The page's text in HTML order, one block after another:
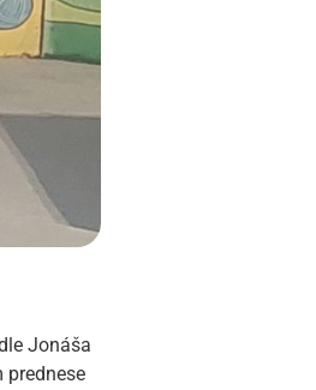
Jonáša
prednese